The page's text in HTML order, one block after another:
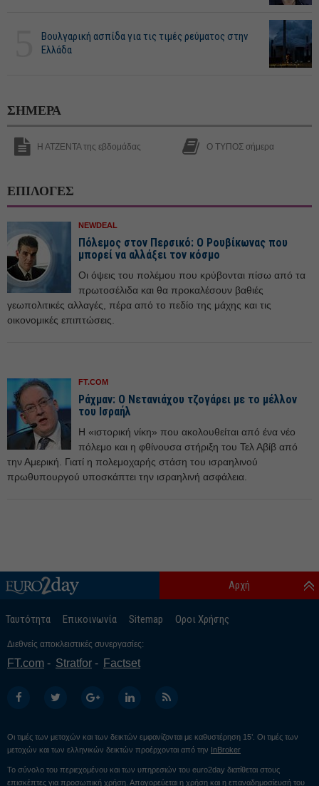
Βουλγαρική ασπίδα για τις τιμές ρεύματος στην
Ελλάδα
ΣΗΜΕΡΑ
Η ΑΤΖΕΝΤΑ της εβδομάδας Ο ΤΥΠΟΣ σήμερα
ΕΠΙΛΟΓΕΣ
NEWDEAL
Πόλεμος στον Περσικό: Ο Ρουβίκωνας που
μπορεί να αλλάξει τον κόσμο
Οι όψεις του πολέμου που κρύβονται πίσω από τα
πρωτοσέλιδα και θα προκαλέσουν βαθιές
γεωπολιτικές αλλαγές, πέρα από το πεδίο της μάχης και τις
οικονομικές επιπτώσεις.
FT.COM
Ράχμαν: Ο Νετανιάχου τζογάρει με το μέλλον
του Ισραήλ
Η «ιστορική νίκη» που ακολουθείται από ένα νέο
πόλεμο και η φθίνουσα στήριξη του Τελ Αβίβ από
την Αμερική. Γιατί η πολεμοχαρής στάση του ισραηλινού
πρωθυπουργού υποσκάπτει την ισραηλινή ασφάλεια.
Ταυτότητα Επικοινωνία Sitemap Οροι Χρήσης
Αρχή
Διεθνείς αποκλειστικές συνεργασίες:
FT.com Stratfor Factset
Οι τιμές των μετοχών και των δεικτών εμφανίζονται με καθυστέρηση 15’. Οι τιμές των
μετοχών και των ελληνικών δεικτών προέρχονται από την InBroker
Το σύνολο του περιεχομένου και των υπηρεσιών του euro2day διατίθεται στους
επισκέπτες για προσωπική χρήση. Απαγορεύεται η χρήση και η επαναδημοσίευσή του